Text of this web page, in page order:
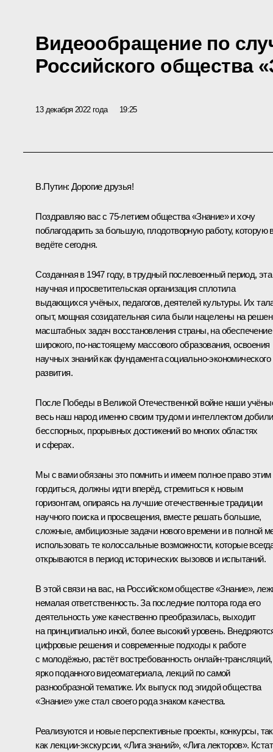
Видеообращение по
Российского общества
13 декабря 2022 года 19:25
В.Путин: Дорогие друзья!
Поздравляю вас с 75-летием общества «Знание» и хочу
поблагодарить за большую, плодотворную работу, которую
ведёте сегодня.
Созданная в 1947 году, в трудный послевоенный период, эта
научная и просветительская организация сплотила
выдающихся учёных, педагогов, деятелей культуры. Их
опыт, мощная созидательная сила были нацелены на
масштабных задач восстановления страны, на обеспечение
широкого, по-настоящему массового образования, освоения
научных знаний как фундамента социально-экономического
развития.
После Победы в Великой Отечественной войне наши
весь наш народ именно своим трудом и интеллектом
бесспорных, прорывных достижений во многих областях
и сферах.
Мы с вами обязаны это помнить и имеем полное право этим
гордиться, должны идти вперёд, стремиться к новым
горизонтам, опираясь на лучшие отечественные традиции
научного поиска и просвещения, вместе решать большие,
сложные, амбициозные задачи нового времени и в полной
использовать те колоссальные возможности, которые
открываются в период исторических вызовов и испытаний.
В этой связи на вас, на Российском обществе «Знание»,
немалая ответственность. За последние полтора года его
деятельность уже качественно преобразилась, выходит
на принципиально иной, более высокий уровень.
цифровые решения и современные подходы к работе
с молодёжью, растёт востребованность онлайн-трансляций,
ярко поданного видеоматериала, лекций по самой
разнообразной тематике. Их выпуск под эгидой общества
«Знание» уже стал своего рода знаком качества.
Реализуются и новые перспективные проекты, конкурсы,
как лекции-экскурсии, «Лига знаний», «Лига лекторов».